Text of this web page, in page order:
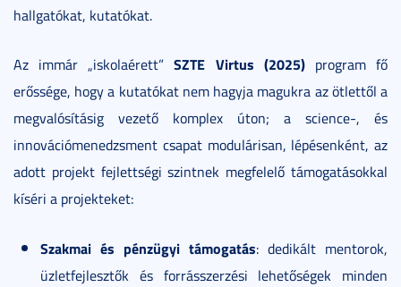
hallgatókat, kutatókat.
Az immár „iskolaérett”SZTE Virtus (2025)program fő
erőssége, hogy a kutatókat nem hagyja magukra az ötlettől a
megvalósításig vezető komplex úton; a science-, és
innovációmenedzsment csapat modulárisan, lépésenként, az
adott projekt fejlettségi szintnek megfelelő támogatásokkal
kíséri a projekteket:
Szakmai és pénzügyi támogatás: dedikált mentorok,
üzletfejlesztők és forrásszerzési lehetőségek minden